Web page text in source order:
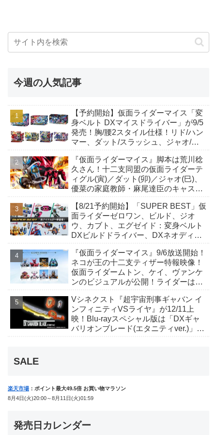
今週の人気記事
【予約開始】仮面ライダーマイス「変
身ベルト DXマイスドライバー」が9/5
発売！胸/腰2スタイル仕様！リド/ハン
マー、ダット/スラッシュ、ジャオ/バ
も！
『仮面ライダーマイス』脚本は荒川稔
久さん！十二支同盟の仮面ライダーテ
ィグル(寅)／ダット(卯)／ジャオ(巳)、
優菜の家庭教師・麻尾達臣のキャスト
んも変身！
【8/21予約開始】「SUPER BEST」仮
面ライダーゼロワン、ビルド、ジオ
ウ、カブト、エグゼイド：変身ベルト
DXビルドドライバー、DXネオディケ
か12点！
『仮面ライダーマイス』9/6放送開始！
ネコが王の十二支ティザー特報映像！
仮面ライダームトン、ケイ、ヴァンケ
ンのビジュアルが公開！ライダーは子
Vシネクスト『超宇宙刑事ギャバン イ
ンフィニティVSライヤ』が12/11上
映！Blu-rayスペシャル版は「DXギャ
バリオンブレード(エタニティver.)」
SALE
楽天市場 ：ポイント最大49.5倍 お買い物マラソン
8月4日(火)20:00～8月11日(火)01:59
発売日カレンダー